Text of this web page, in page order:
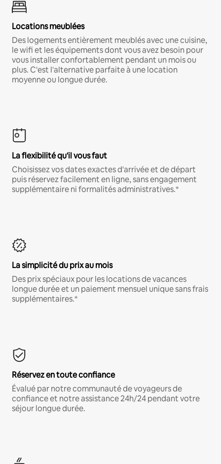
Locations meublées
Des logements entièrement meublés avec une cuisine,
le wifi et les équipements dont vous avez besoin pour
vous installer confortablement pendant un mois ou
plus. C'est l'alternative parfaite à une location
moyenne ou longue durée.
La flexibilité qu'il vous faut
Choisissez vos dates exactes d'arrivée et de départ
puis réservez facilement en ligne, sans engagement
supplémentaire ni formalités administratives.*
La simplicité du prix au mois
Des prix spéciaux pour les locations de vacances
longue durée et un paiement mensuel unique sans frais
supplémentaires.*
Réservez en toute confiance
Évalué par notre communauté de voyageurs de
confiance et notre assistance 24h/24 pendant votre
séjour longue durée.